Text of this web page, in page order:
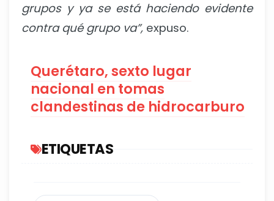
grupos y ya se está haciendo evidente
contra qué grupo va”, expuso.
Querétaro, sexto lugar
nacional en tomas
clandestinas de hidrocarburo
ETIQUETAS